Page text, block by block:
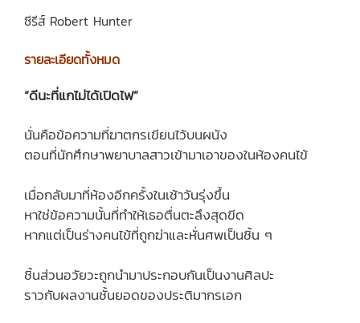
ซีรีส์ Robert Hunter
รายละเอียดทั้งหมด
“ดีนะที่แกไม่ได้เปิดไฟ”
นั่นคือข้อความที่ฆาตกรเขียนไว้บนผนัง
ตอนที่นักศึกษาพยาบาลสาวเข้ามาเอาของในห้องคนไข้
เมื่อกลับมาที่ห้องอีกครั้งในเช้าวันรุ่งขึ้น
หาใช่ข้อความนั้นที่ทำให้เธอตื่นตะลึงสุดขีด
หากแต่เป็นร่างคนไข้ที่ถูกฆ่าและหั่นศพเป็นชิ้น ๆ
ชิ้นส่วนอวัยวะถูกนำมาประกอบกันเป็นงานศิลปะ
ราวกับผลงานชั้นยอดของประติมากรเอก